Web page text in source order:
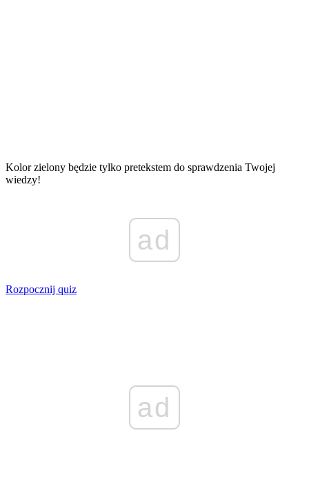
Kolor zielony będzie tylko pretekstem do sprawdzenia Twojej
wiedzy!
ad
Rozpocznij quiz
ad